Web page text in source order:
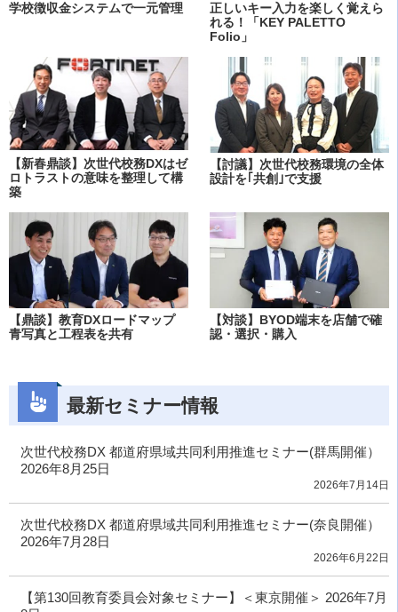
学校徴収金システムで一元管理
正しいキー入力を楽しく覚えら
れる！「KEY PALETTO
Folio」
【新春鼎談】次世代校務DXはゼ
ロトラストの意味を整理して構
築
【討議】次世代校務環境の全体
設計を｢共創｣で支援
【鼎談】教育DXロードマップ
青写真と工程表を共有
【対談】BYOD端末を店舗で確
認・選択・購入
最新セミナー情報
次世代校務DX 都道府県域共同利用推進セミナー(群馬開催）
2026年8月25日
2026年7月14日
次世代校務DX 都道府県域共同利用推進セミナー(奈良開催）
2026年7月28日
2026年6月22日
【第130回教育委員会対象セミナー】＜東京開催＞ 2026年7月